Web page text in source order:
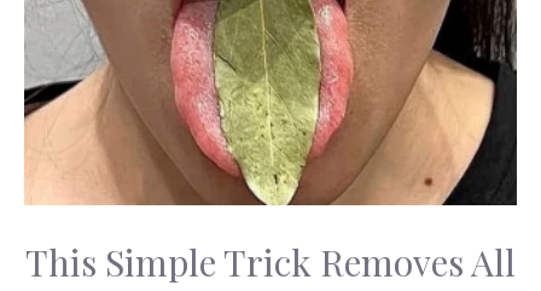
This Simple Trick Removes All